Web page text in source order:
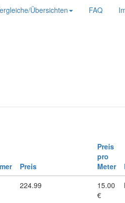
Übersichten FAQ
Preis
Preis
pro
Meter
224.99
15.00
€